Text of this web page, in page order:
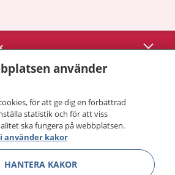
Visa
använder
för att ge dig en förbättrad
statistik och för att viss
ska fungera på webbplatsen.
använder kakor
HANTERA KAKOR